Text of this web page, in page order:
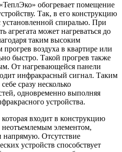
обогревает помещение
Так, в его конструкцию
установленной спиралью. При
агрегата может нагреваться до
таким высоким
воздуха в квартире или
быстро. Такой прогрев также
От нагревающейся панели
инфракрасный сигнал. Таким
сразу несколько
одновременно выполняя
устройства.
входит в конструкцию
неотъемлемым элементом,
напрямую. Отсутствие
устройств способствует